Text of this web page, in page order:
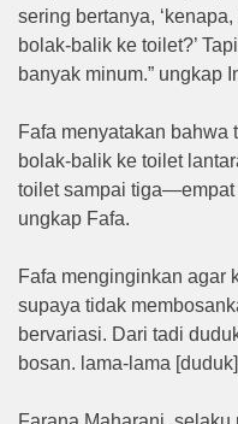
sering bertanya,
bolak-balik ke toilet?’
banyak minum.” ungkap
Fafa menyatakan bahwa
bolak-balik ke toilet
toilet sampai tiga—empat
ungkap Fafa.
Fafa menginginkan agar
supaya tidak
bervariasi. Dari tadi
bosan. lama-lama [duduk]